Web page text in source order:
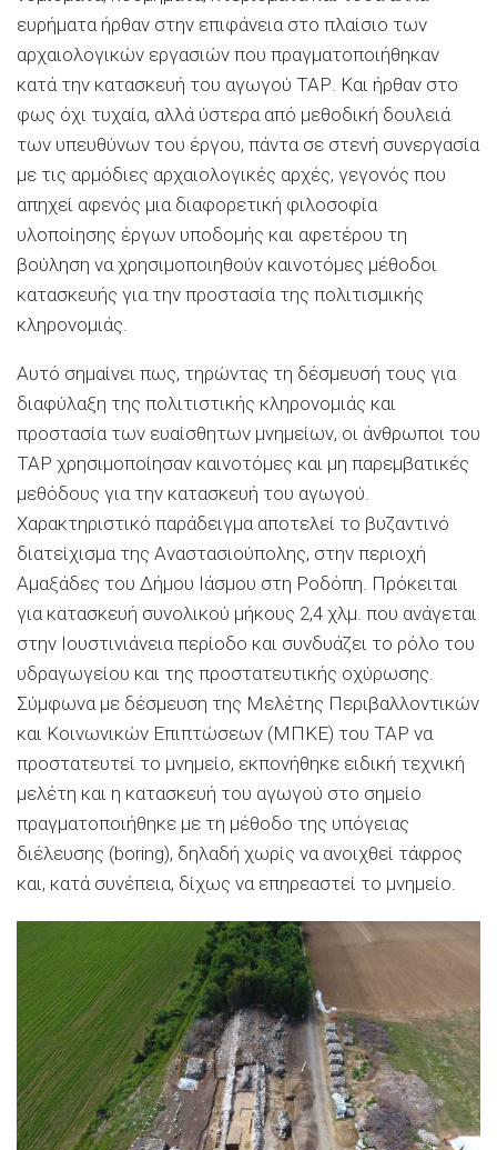
ευρήματα ήρθαν στην επιφάνεια στο πλαίσιο των
αρχαιολογικών εργασιών που πραγματοποιήθηκαν
κατά την κατασκευή του αγωγού ΤΑΡ. Και ήρθαν στο
φως όχι τυχαία, αλλά ύστερα από μεθοδική δουλειά
των υπευθύνων του έργου, πάντα σε στενή συνεργασία
με τις αρμόδιες αρχαιολογικές αρχές, γεγονός που
απηχεί αφενός μια διαφορετική φιλοσοφία
υλοποίησης έργων υποδομής και αφετέρου τη
βούληση να χρησιμοποιηθούν καινοτόμες μέθοδοι
κατασκευής για την προστασία της πολιτισμικής
κληρονομιάς.
Αυτό σημαίνει πως, τηρώντας τη δέσμευσή τους για
διαφύλαξη της πολιτιστικής κληρονομιάς και
προστασία των ευαίσθητων μνημείων, οι άνθρωποι του
ΤΑΡ χρησιμοποίησαν καινοτόμες και μη παρεμβατικές
μεθόδους για την κατασκευή του αγωγού.
Χαρακτηριστικό παράδειγμα αποτελεί το βυζαντινό
διατείχισμα της Αναστασιούπολης, στην περιοχή
Αμαξάδες του Δήμου Ιάσμου στη Ροδόπη. Πρόκειται
για κατασκευή συνολικού μήκους 2,4 χλμ. που ανάγεται
στην Ιουστινιάνεια περίοδο και συνδυάζει το ρόλο του
υδραγωγείου και της προστατευτικής οχύρωσης.
Σύμφωνα με δέσμευση της Μελέτης Περιβαλλοντικών
και Κοινωνικών Επιπτώσεων (ΜΠΚΕ) του ΤΑΡ να
προστατευτεί το μνημείο, εκπονήθηκε ειδική τεχνική
μελέτη και η κατασκευή του αγωγού στο σημείο
πραγματοποιήθηκε με τη μέθοδο της υπόγειας
διέλευσης (boring), δηλαδή χωρίς να ανοιχθεί τάφρος
και, κατά συνέπεια, δίχως να επηρεαστεί το μνημείο.